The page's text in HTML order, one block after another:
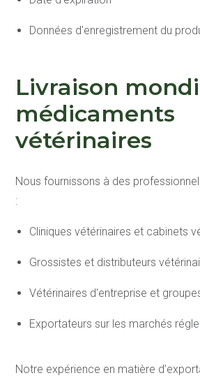
Données d'enregistrement du
Livraison
médicaments
vétérinaires
Nous fournissons à des
:
Cliniques vétérinaires et cabinets
Grossistes et distributeurs
Vétérinaires d'entreprise et
Exportateurs sur les marchés
Notre expérience en matière